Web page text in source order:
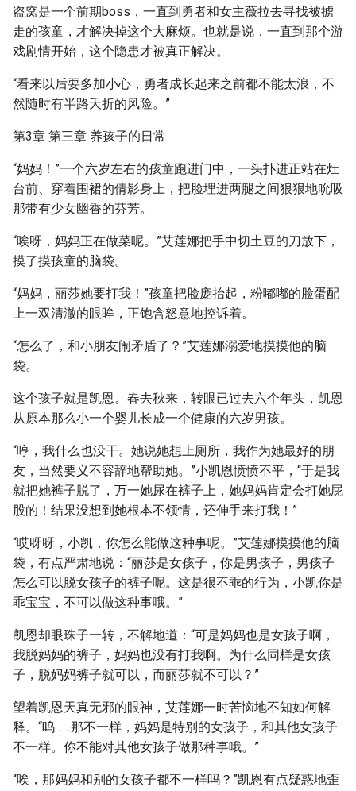
盗窝是一个前期boss，一直到勇者和女主薇拉去寻找被掳
走的孩童，才解决掉这个大麻烦。也就是说，一直到那个游
戏剧情开始，这个隐患才被真正解决。
“看来以后要多加小心，勇者成长起来之前都不能太浪，不
然随时有半路夭折的风险。”
第3章 第三章 养孩子的日常
“妈妈！”一个六岁左右的孩童跑进门中，一头扑进正站在灶
台前、穿着围裙的倩影身上，把脸埋进两腿之间狠狠地吮吸
那带有少女幽香的芬芳。
“唉呀，妈妈正在做菜呢。”艾莲娜把手中切土豆的刀放下，
摸了摸孩童的脑袋。
“妈妈，丽莎她要打我！”孩童把脸庞抬起，粉嘟嘟的脸蛋配
上一双清澈的眼眸，正饱含怒意地控诉着。
“怎么了，和小朋友闹矛盾了？”艾莲娜溺爱地摸摸他的脑
袋。
这个孩子就是凯恩。春去秋来，转眼已过去六个年头，凯恩
从原本那么小一个婴儿长成一个健康的六岁男孩。
“哼，我什么也没干。她说她想上厕所，我作为她最好的朋
友，当然要义不容辞地帮助她。”小凯恩愤愤不平，“于是我
就把她裤子脱了，万一她尿在裤子上，她妈妈肯定会打她屁
股的！结果没想到她根本不领情，还伸手来打我！”
“哎呀呀，小凯，你怎么能做这种事呢。”艾莲娜摸摸他的脑
袋，有点严肃地说：“丽莎是女孩子，你是男孩子，男孩子
怎么可以脱女孩子的裤子呢。这是很不乖的行为，小凯你是
乖宝宝，不可以做这种事哦。”
凯恩却眼珠子一转，不解地道：“可是妈妈也是女孩子啊，
我脱妈妈的裤子，妈妈也没有打我啊。为什么同样是女孩
子，脱妈妈裤子就可以，而丽莎就不可以？”
望着凯恩天真无邪的眼神，艾莲娜一时苦恼地不知如何解
释。“呜……那不一样，妈妈是特别的女孩子，和其他女孩子
不一样。你不能对其他女孩子做那种事哦。”
“唉，那妈妈和别的女孩子都不一样吗？”凯恩有点疑惑地歪